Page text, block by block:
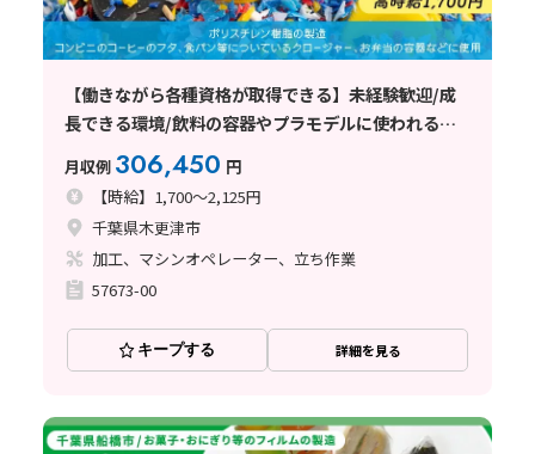
【働きながら各種資格が取得できる】未経験歓迎/成
長できる環境/飲料の容器やプラモデルに使われるポ
リエチレン樹脂の製造
月収例 306,450 円
【時給】1,700～2,125円
千葉県木更津市
加工、マシンオペレーター、立ち作業
57673-00
キープする 詳細を見る